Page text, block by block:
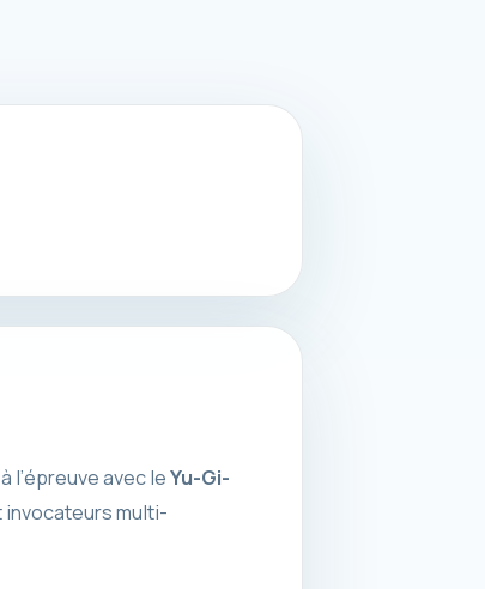
l’épreuve avec leYu-Gi-
multi-